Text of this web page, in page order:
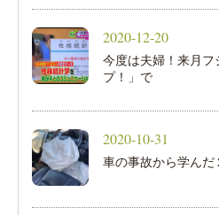
2020-12-20
今度は夫婦！来月フ
プ！」で
2020-10-31
車の事故から学んだ